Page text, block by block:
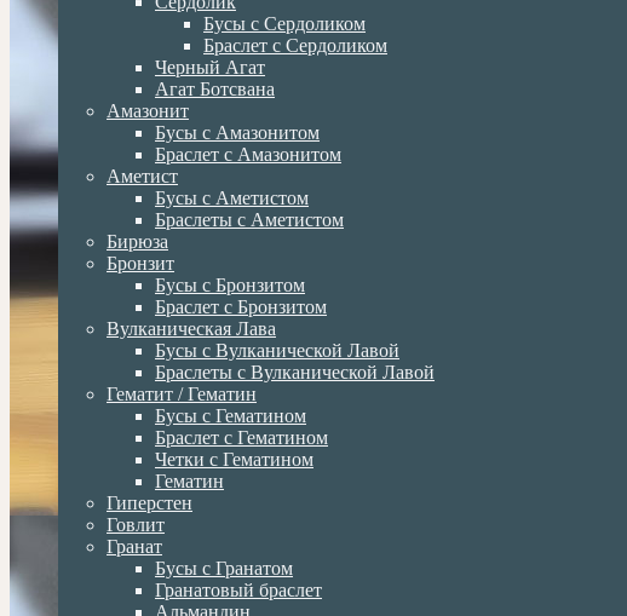
Бусы с Сердоликом
Браслет с Сердоликом
Черный Агат
Агат Ботсвана
Амазонит
Бусы с Амазонитом
Браслет с Амазонитом
Аметист
Бусы с Аметистом
Браслеты с Аметистом
Бирюза
Бронзит
Бусы с Бронзитом
Браслет с Бронзитом
Вулканическая Лава
Бусы с Вулканической Лавой
Браслеты с Вулканической Лавой
Гематит / Гематин
Бусы с Гематином
Браслет с Гематином
Четки с Гематином
Гематин
Гиперстен
Говлит
Гранат
Бусы с Гранатом
Гранатовый браслет
Альмандин